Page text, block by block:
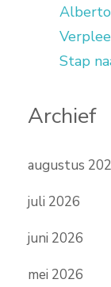
Stap
Archief
augustus
juli 2026
juni 2026
mei 2026